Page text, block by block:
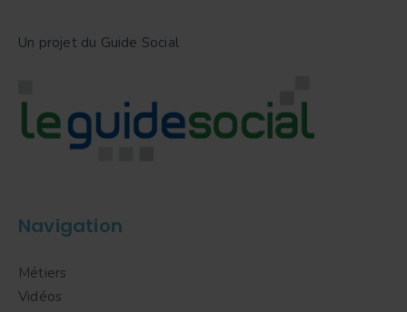
Un projet du Guide Social
Navigation
Métiers
Vidéos